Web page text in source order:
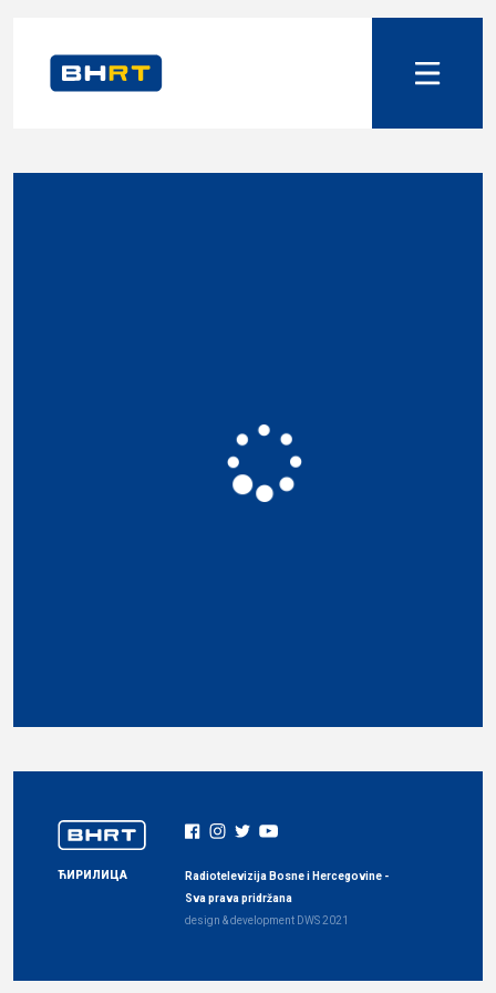
ЋИРИЛИЦА
Radiotelevizija Bosne i Hercegovine -
Sva prava pridržana
design & development DWS2021